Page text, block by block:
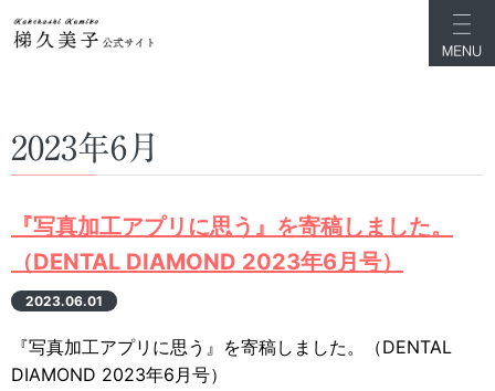
2023年6月
『写真加工アプリに思う』を寄稿しました。
（DENTAL DIAMOND 2023年6月号）
2023.06.01
『写真加工アプリに思う』を寄稿しました。（DENTAL
DIAMOND 2023年6月号）